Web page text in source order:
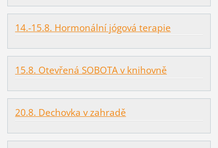
14.-15.8. Hormonální jógová terapie
15.8. Otevřená SOBOTA v knihovně
20.8. Dechovka v zahradě